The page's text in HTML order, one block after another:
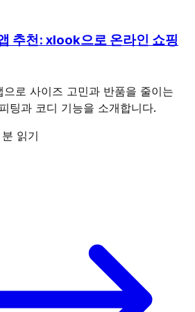
추천: xlook으로 온라인 쇼핑
로 사이즈 고민과 반품을 줄이는
팅과 코디 기능을 소개합니다.
읽기